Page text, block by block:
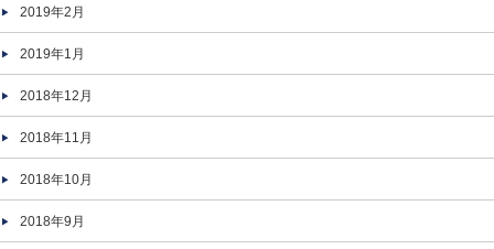
2019年2月
2019年1月
2018年12月
2018年11月
2018年10月
2018年9月